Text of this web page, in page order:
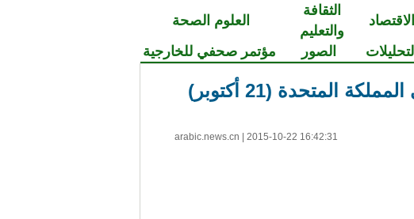
الاقتصاد
الثقافة
والتعليم
العلوم الصحة
الصور مؤتمر صحفي للخارجية
المتحدة (21 أكتوبر)
arabic.news.cn 2015-10-22 16:42:31